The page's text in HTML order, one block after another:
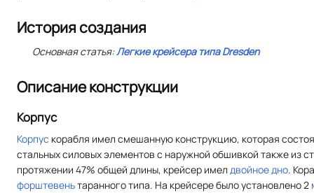
История создания
Основная статья:Легкие крейсера типа Dresden
Описание конструкции
Корпус
Корпус корабля имел смешанную конструкцию, которая
стальных силовых элементов с наружной обшивкой также из
протяжении 47% общей длины, крейсер имел двойное дно.
форштевеньтаранного типа. На крейсере было установлено 2